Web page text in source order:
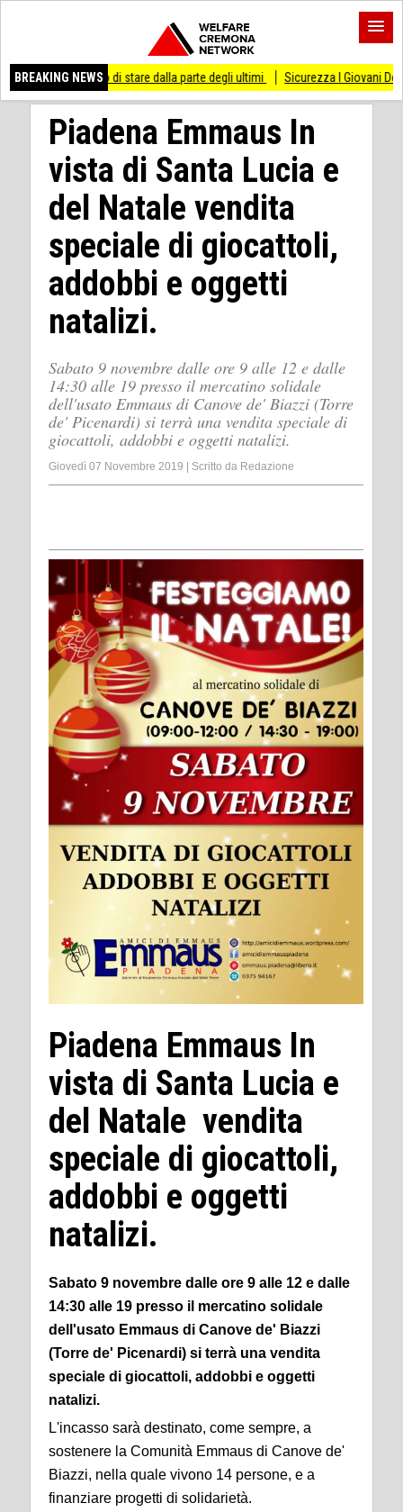
BREAKING NEWS
di stare dalla parte degli ultimi Sicurezza I Giovani Democratici
Piadena Emmaus In
vista di Santa Lucia e
del Natale vendita
speciale di giocattoli,
addobbi e oggetti
natalizi.
Sabato 9 novembre dalle ore 9 alle 12 e dalle
14:30 alle 19 presso il mercatino solidale
dell'usato Emmaus di Canove de' Biazzi (Torre
de' Picenardi) si terrà una vendita speciale di
giocattoli, addobbi e oggetti natalizi.
Giovedì 07 Novembre 2019 Scritto da Redazione
Piadena Emmaus In
vista di Santa Lucia e
del Natale vendita
speciale di giocattoli,
addobbi e oggetti
natalizi.
Sabato 9 novembre dalle ore 9 alle 12 e dalle
14:30 alle 19 presso il mercatino solidale
dell'usato Emmaus di Canove de' Biazzi
(Torre de' Picenardi) si terrà una vendita
speciale di giocattoli, addobbi e oggetti
natalizi.
L'incasso sarà destinato, come sempre, a
sostenere la Comunità Emmaus di Canove de'
Biazzi, nella quale vivono 14 persone, e a
finanziare progetti di solidarietà.